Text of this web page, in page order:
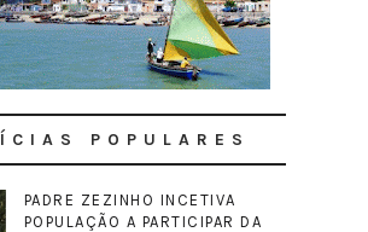
POPULARES
PADRE ZEZINHO INCETIVA
POPULAÇÃO A PARTICIPAR DA